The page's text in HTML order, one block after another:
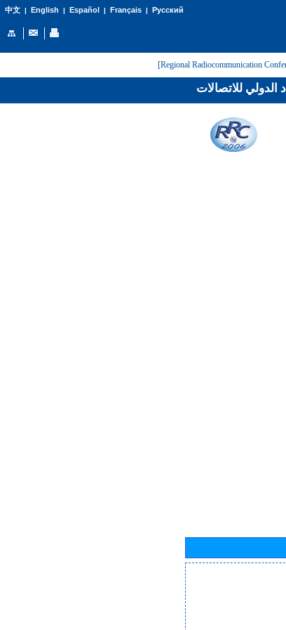
中文| English | Español | Français| Русский
الدولي للاتصالات